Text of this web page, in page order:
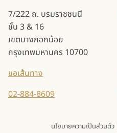
7/222 ถ. บรมราชชนนี
ชั้น 3 & 16
เขตบางกอกน้อย
กรุงเทพมหานคร 10700
ขอเส้นทาง
02-884-8609
นโยบายความเป็นส่วนตัว